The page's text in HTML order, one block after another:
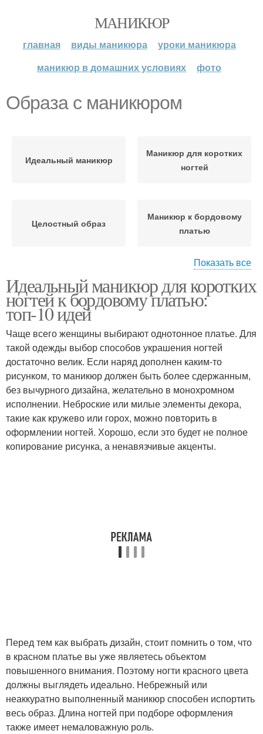
МАНИКЮР
главная виды маникюра
уроки маникюра
маникюр в домашних условиях
фото
Образа с маникюром
Идеальный маникюр
Маникюр для коротких
ногтей
Целостный образ
Маникюр к бордовому
платью
Маникюр для образа Маникюр под красное
Показать все
Идеальный маникюр для коротких
ногтей к бордовому платью:
топ-10 идей
Чаще всего женщины выбирают однотонное платье. Для
такой одежды выбор способов украшения ногтей
достаточно велик. Если наряд дополнен каким-то
рисунком, то маникюр должен быть более сдержанным,
без вычурного дизайна, желательно в монохромном
исполнении. Неброские или милые элементы декора,
такие как кружево или горох, можно повторить в
оформлении ногтей. Хорошо, если это будет не полное
копирование рисунка, а ненавязчивые акценты.
Перед тем как выбрать дизайн, стоит помнить о том, что
в красном платье вы уже являетесь объектом
повышенного внимания. Поэтому ногти красного цвета
должны выглядеть идеально. Небрежный или
неаккуратно выполненный маникюр способен испортить
весь образ. Длина ногтей при подборе оформления
также имеет немаловажную роль.